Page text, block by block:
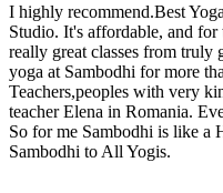
I highly recommend.Best
Studio. It's affordable, and for
really great classes from truly
yoga at Sambodhi for more
Teachers,peoples with very
teacher Elena in Romania.
So for me Sambodhi is like a
Sambodhi to All Yogis.